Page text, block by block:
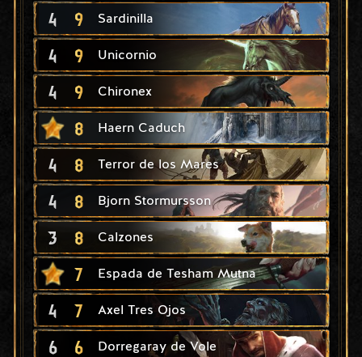
4 9 Sardinilla
4 9 Unicornio
4 9 Chironex
8 Haern Caduch
4 8 Terror de los Mares
4 8 Bjorn Stormursson
3 8 Calzones
7 Espada de Tesham Mutna
4 7 Axel Tres Ojos
6 6 Dorregaray de Vole